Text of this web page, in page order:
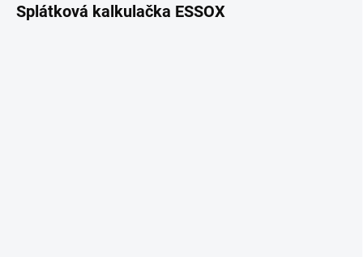
Splátková kalkulačka ESSOX